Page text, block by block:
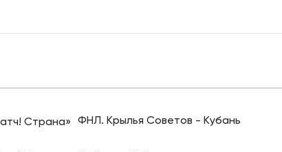
ФНЛ. Крылья Советов - Кубань